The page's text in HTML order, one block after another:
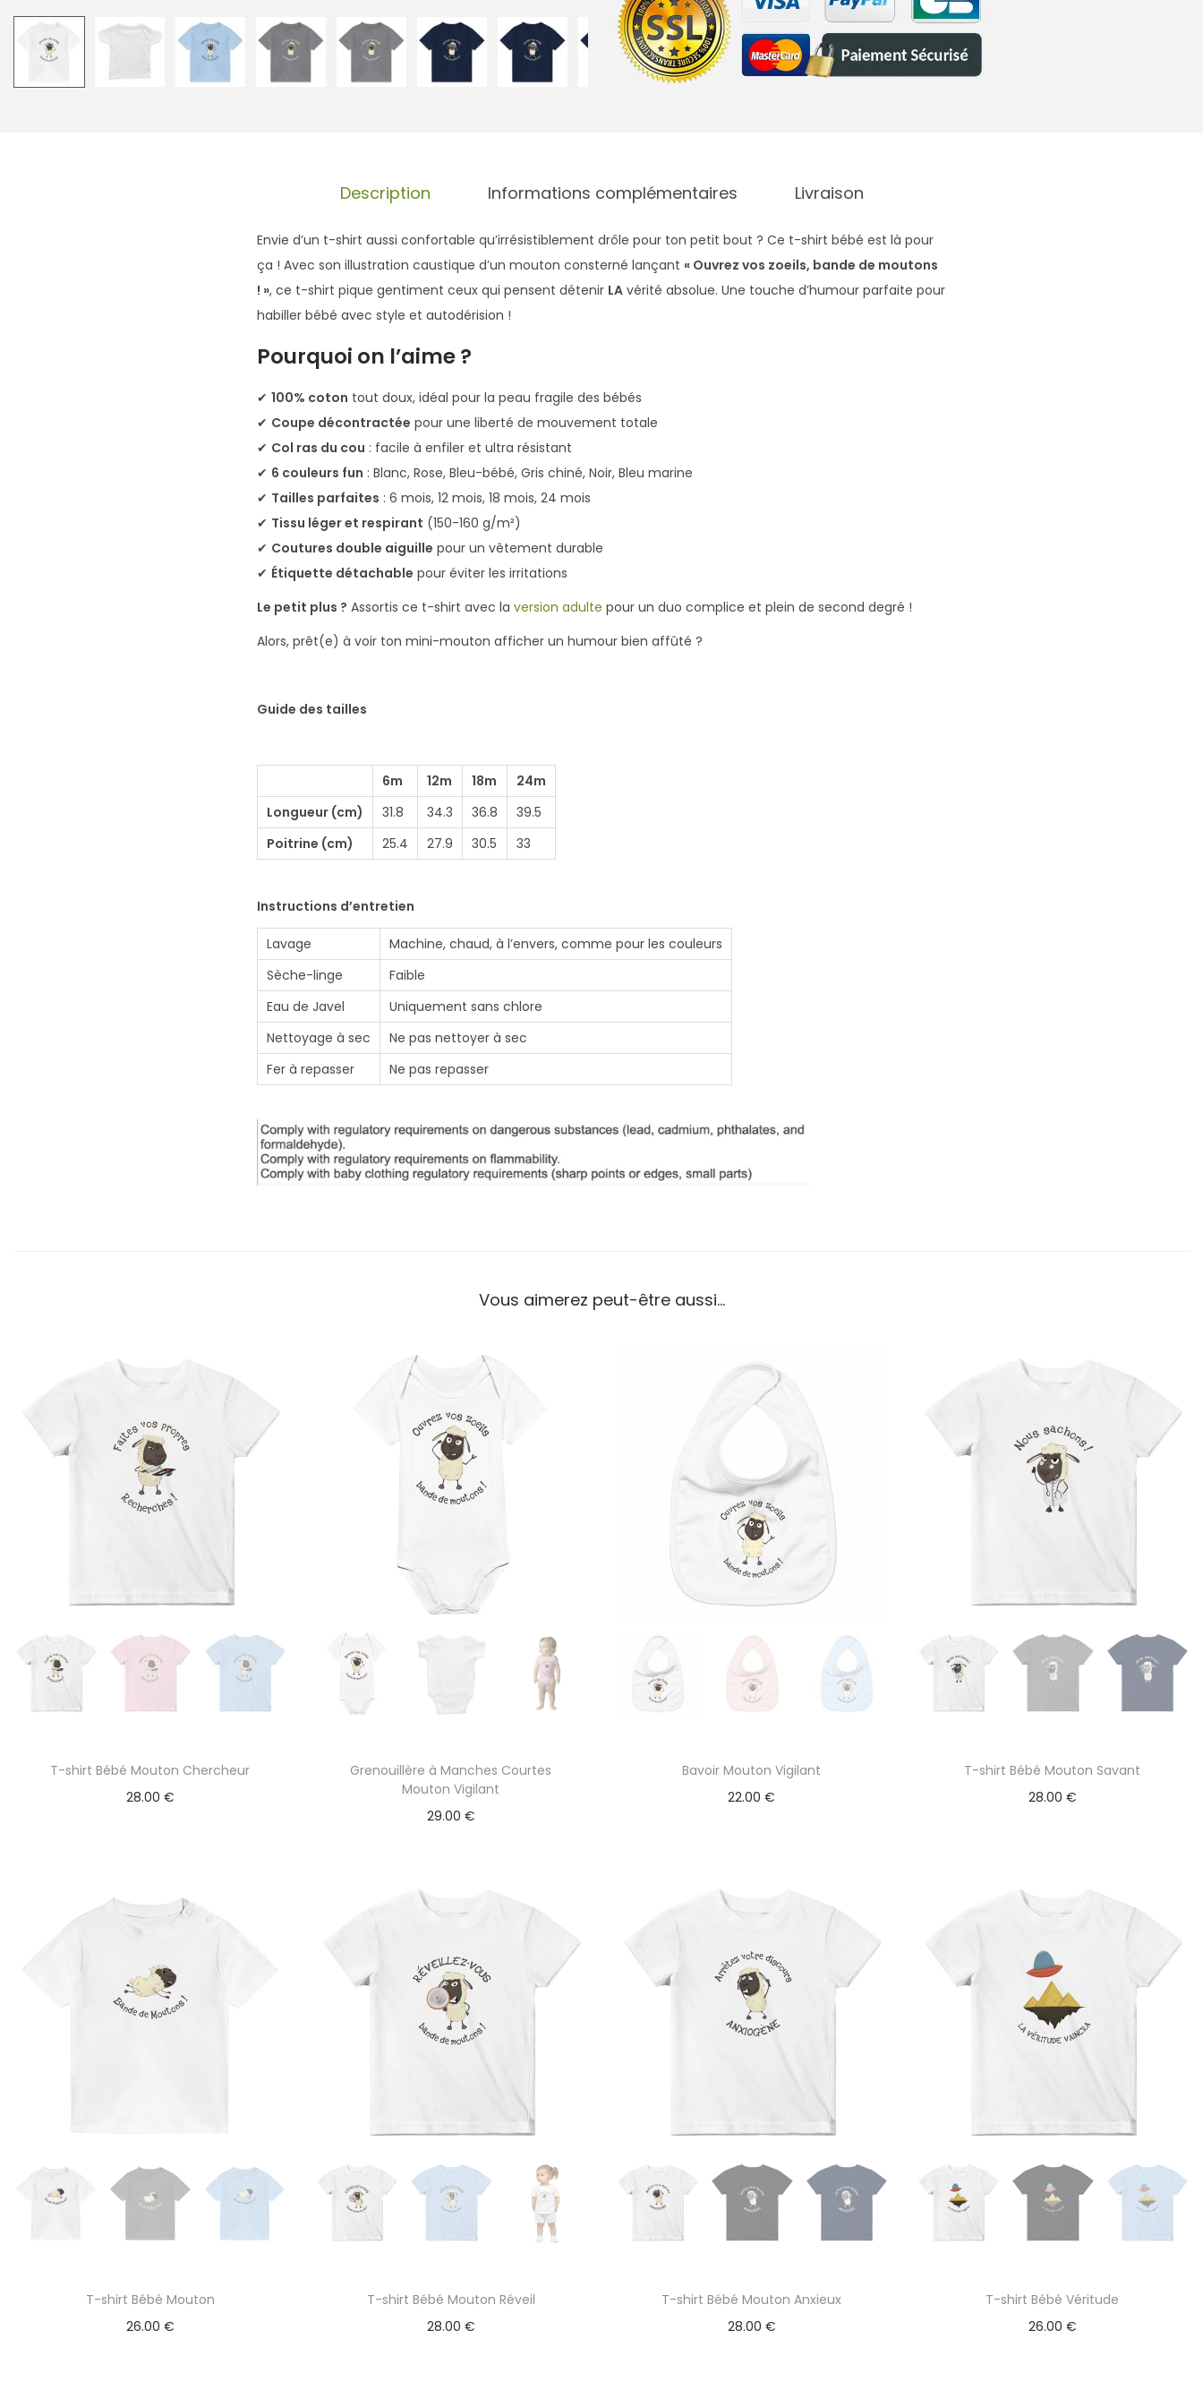
t
é
d
e
h
r
t
B
i
l
Description Informations complémentaires Livraison
Envie d’un t-shirt aussi confortable qu’irrésistiblement drôle pour ton petit bout ? Ce t-shirt bébé est là pour
ça ! Avec son illustration caustique d’un mouton consterné lançant « Ouvrez vos zoeils, bande de moutons
! », ce t-shirt pique gentiment ceux qui pensent détenir LA vérité absolue. Une touche d’humour parfaite pour
habiller bébé avec style et autodérision !
Pourquoi on l’aime ?
✔ 100% coton tout doux, idéal pour la peau fragile des bébés
✔ Coupe décontractée pour une liberté de mouvement totale
✔ Col ras du cou : facile à enfiler et ultra résistant
✔ 6 couleurs fun : Blanc, Rose, Bleu-bébé, Gris chiné, Noir, Bleu marine
✔ Tailles parfaites : 6 mois, 12 mois, 18 mois, 24 mois
✔ Tissu léger et respirant (150-160 g/m²)
✔ Coutures double aiguille pour un vêtement durable
✔ Étiquette détachable pour éviter les irritations
Le petit plus ? Assortis ce t-shirt avec la version adulte pour un duo complice et plein de second degré !
Alors, prêt(e) à voir ton mini-mouton afficher un humour bien affûté ?
Guide des tailles
6m 12m 18m
24m
Longueur (cm)
31.8 34.3 36.8
39.5
Poitrine (cm)
25.4 27.9 30.5 33
Instructions d’entretien
Lavage
Machine, chaud, à l’envers, comme pour les couleurs
Sèche-linge
Faible
Eau de Javel
Uniquement sans chlore
Nettoyage à sec
Ne pas nettoyer à sec
Fer à repasser
Ne pas repasser
Vous aimerez peut-être aussi…
T-shirt Bébé Mouton Chercheur
28.00 €
Grenouillère à Manches Courtes
Mouton Vigilant
29.00 €
Bavoir Mouton Vigilant
22.00€
T-shirt Bébé Mouton Savant
28.00 €
T-shirt Bébé Mouton
26.00 €
T-shirt Bébé Mouton Réveil
28.00 €
T-shirt Bébé Mouton Anxieux
28.00 €
T-shirt Bébé Véritude
26.00 €